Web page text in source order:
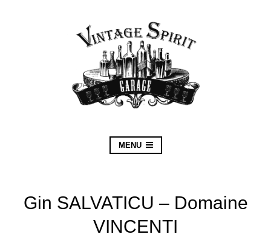
MENU
Gin SALVATICU – Domaine
VINCENTI